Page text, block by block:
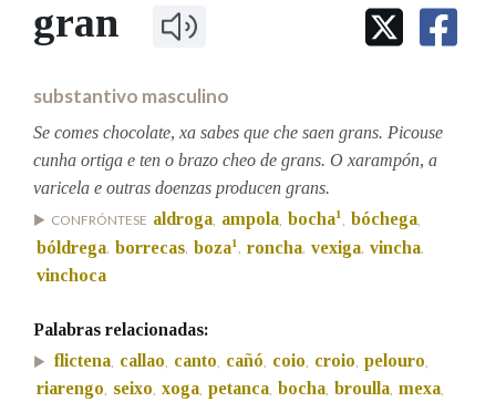
IDENTIDADE CORPORATIVA
MARCIAL DEL ADALID
FIGURAS HOMENAXEADAS
PRIMAVERA DAS LETRAS
PORTAL DAS PALABRAS
Facebook
TwitterYoutubeInstagram
Bluesky
BUSCAR NOS LEMAS
Remata por
Contén
BUSCAR NO CONTIDO
Nas definicións
gran
substantivo masculino
Se comes chocolate, xa sabes que che saen grans. Picouse
cunha ortiga e ten o brazo cheo de grans. O xarampón, a
varicela e outras doenzas producen grans.
CONFRÓNTESE aldroga, ampola, bocha1, bóchega,
bóldrega, borrecas, boza1, roncha, vexiga, vincha,
vinchoca
Palabras relacionadas:
flictena callao canto cañó coio croio pelouro
riarengo seixo xoga petanca bocha broulla mexa